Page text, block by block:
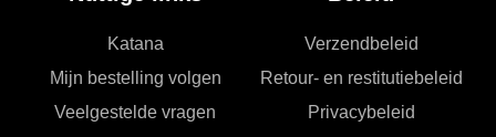
Katana
Mijn bestelling volgen
Veelgestelde vragen
Verzendbeleid
Retour- en restitutiebeleid
Privacybeleid